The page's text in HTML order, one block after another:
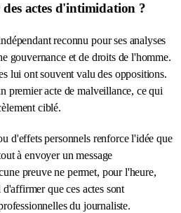
actes d'intimidation ?
reconnu pour ses analyses
gouvernance et de droits de l'homme.
lui ont souvent valu des oppositions.
premier acte de malveillance, ce qui
ciblé.
d'effets personnels renforce l'idée que
à envoyer un message
preuve ne permet, pour l'heure,
que ces actes sont
du journaliste.